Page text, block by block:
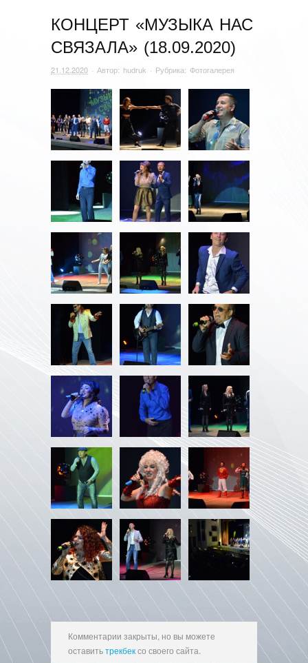
КОНЦЕРТ «МУЗЫКА НАС
СВЯЗАЛА» (18.09.2020)
21.12.2020 · Автор: hudruk · Рубрика: Фотогалерея
Комментарии закрыты, но вы можете
оставитьтрекбексо своего сайта.